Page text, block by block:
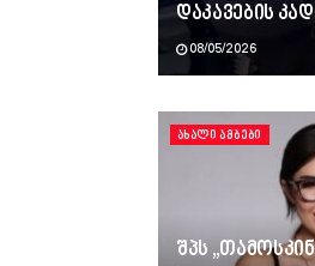
დაკავების
08/05/2026
ᲐᲮᲐᲚᲘ ᲐᲛᲑᲔᲑᲘ
შპს